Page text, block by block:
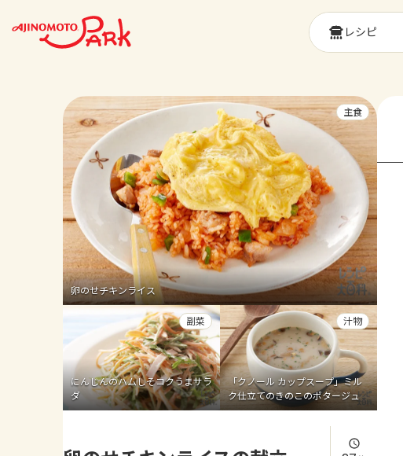
レシピ
卵のせチキンライス
主食
にんじんのハムしそコクうまサラ
ダ
副菜
「クノール カップスープ」ミル
ク仕立てのきのこのポタージュ
汁物